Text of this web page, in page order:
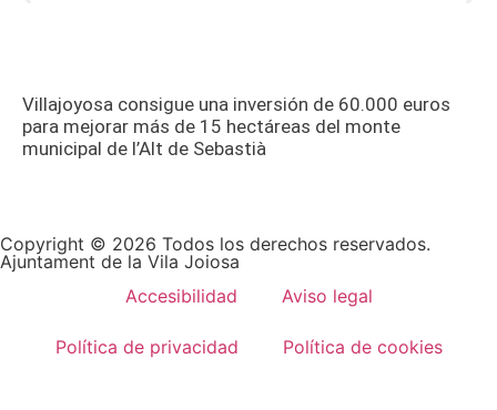
Villajoyosa consigue una inversión de 60.000 euros
para mejorar más de 15 hectáreas del monte
municipal de l’Alt de Sebastià
Copyright © 2026 Todos los derechos reservados.
Ajuntament de la Vila Joiosa
Accesibilidad
Aviso legal
Política de privacidad Política de cookies